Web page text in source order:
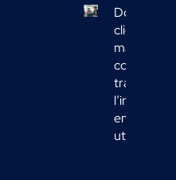
Données
clients
marketing :
comment
en actions
utiles ?